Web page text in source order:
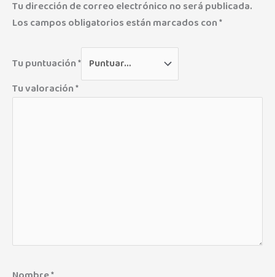
Tu dirección de correo electrónico no será publicada.
Los campos obligatorios están marcados con*
Tu puntuación*
Tu valoración*